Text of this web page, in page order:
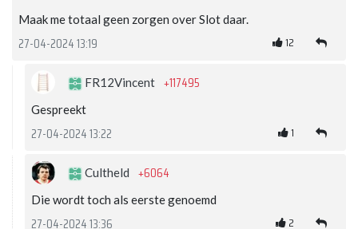
Maak me totaal geen zorgen over Slot daar.
27-04-2024 13:19 12
FR12Vincent +117495
Gespreekt
27-04-2024 13:22 1
Cultheld +6064
Die wordt toch als eerste genoemd
27-04-2024 13:36 2